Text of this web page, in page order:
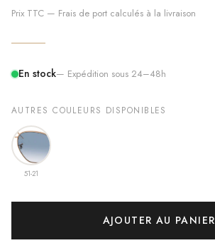
Prix TTC — Frais de port calculés à la livraison
En stock— Expédition sous 24–48h
AUTRES COULEURS DISPONIBLES
51-21
AJOUTER AU PANIER